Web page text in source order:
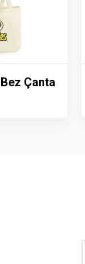
Çanta